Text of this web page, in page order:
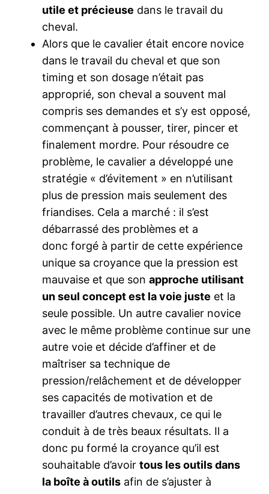
utile et précieuse dans le travail du
cheval.
Alors que le cavalier était encore novice
dans le travail du cheval et que son
timing et son dosage n’était pas
approprié, son cheval a souvent mal
compris ses demandes et s’y est opposé,
commençant à pousser, tirer, pincer et
finalement mordre. Pour résoudre ce
problème, le cavalier a développé une
stratégie « d’évitement » en n’utilisant
plus de pression mais seulement des
friandises. Cela a marché : il s’est
débarrassé des problèmes et a
donc forgé à partir de cette expérience
unique sa croyance que la pression est
mauvaise et que sonapproche utilisant
un seul concept est la voie juste et la
seule possible. Un autre cavalier novice
avec le même problème continue sur une
autre voie et décide d’affiner et de
maîtriser sa technique de
pression/relâchement et de développer
ses capacités de motivation et de
travailler d’autres chevaux, ce qui le
conduit à de très beaux résultats. Il a
donc pu formé la croyance qu’il est
souhaitable d’avoirtous les outils dans
la boîte à outils afin de s’ajuster à